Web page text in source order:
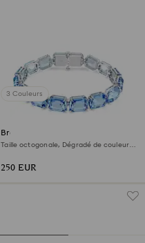
3 Couleurs
Bracelet Millenia
Taille octogonale, Dégradé de couleur,
250 EUR